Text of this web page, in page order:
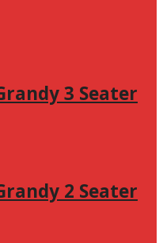
3 Seater
2 Seater